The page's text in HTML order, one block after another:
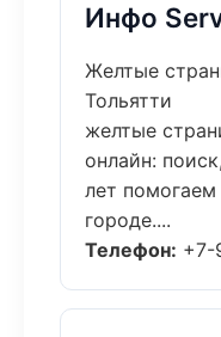
Инфо
Желтые
Тольятти
желтые
онлайн:
лет помогаем
городе....
Телефон: +7-